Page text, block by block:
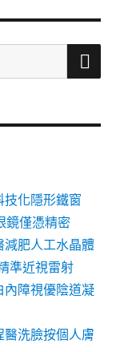
搜
化隱形鐵窗
鏡僅憑精密
減肥人工水晶體
準近視雷射
內障視優陰道凝
洗臉按個人膚